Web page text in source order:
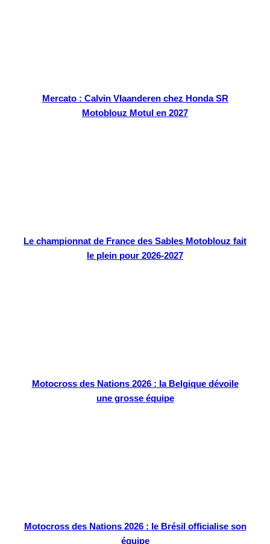
Mercato : Calvin Vlaanderen chez Honda SR
Motoblouz Motul en 2027
Le championnat de France des Sables Motoblouz fait
le plein pour 2026-2027
Motocross des Nations 2026 : la Belgique dévoile
une grosse équipe
Motocross des Nations 2026 : le Brésil officialise son
équipe